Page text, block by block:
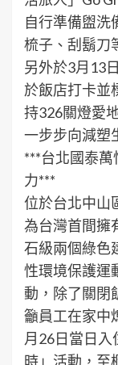
自行準備盥洗
梳子、刮鬍刀
另外於3月13
於飯店打卡並
持326關燈愛
一步步向減塑
***台北國泰
力***
位於台北中山
為台灣首間擁
石級兩個綠色
性環境保護運
動，除了關閉
籲員工在家中
月26日當日入
時」活動，至